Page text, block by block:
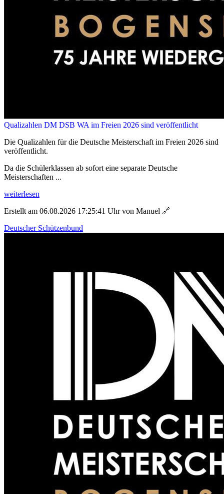
Qualizahlen DM DSB WA im Freien 2026 sind veröffentlicht
Die Qualizahlen für die Deutsche Meisterschaft im Freien 2026 sind
veröffentlicht.
Da die Schülerklassen ab sofort eine separate Deutsche
Meisterschaften ...
weiterlesen
Erstellt am 06.08.2026 17:25:41 Uhr von Manuel 🔗
Deutscher Schützenbund